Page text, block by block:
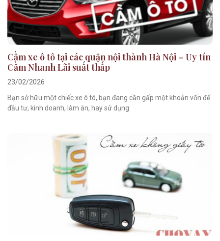
Cầm xe ô tô tại các quận nội thành Hà Nội – Uy tín
Cầm Nhanh Lãi suất thấp
23/02/2026
Bạn sở hữu một chiếc xe ô tô, bạn đang cần gấp một khoản vốn để
đầu tư, kinh doanh, làm ăn, hay sử dụng